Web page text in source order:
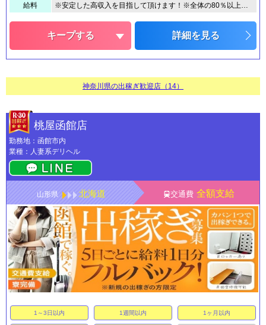
給料
キープする 詳細を見る
神奈川県の出稼ぎ歓迎店（14）
桃屋函館店
勤務地：函館市内
業種：人妻系デリヘル
山形県 北海道 交通費 全額支給
1～3日以内 1週間以内 1ヶ月以内